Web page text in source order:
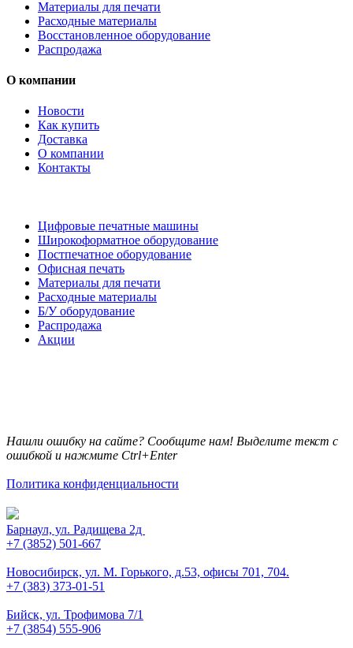
Материалы для печати
Расходные материалы
Восстановленное оборудование
Распродажа
О компании
Новости
Как купить
Доставка
О компании
Контакты
Цифровые печатные машины
Широкоформатное оборудование
Постпечатное оборудование
Офисная печать
Материалы для печати
Расходные материалы
Б/У оборудование
Распродажа
Акции
Нашли ошибку на сайте? Сообщите нам! Выделите текст с
ошибкой и нажмите Ctrl+Enter
Политика конфиденциальности
Барнаул, ул. Радищева 2д
+7 (3852) 501-667
Новосибирск, ул. М. Горького, д.53, офисы 701, 704.
+7 (383) 373-01-51
Бийск, ул. Трофимова 7/1
+7 (3854) 555-906